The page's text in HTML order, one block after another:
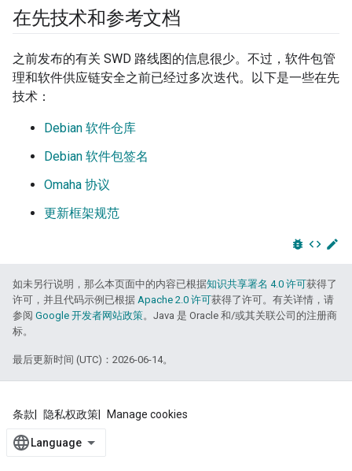
在先技术和参考文档
之前发布的有关 SWD 路线图的信息很少。不过，软件包管
理和软件供应链安全之前已经过多次迭代。以下是一些在先
技术：
Debian 软件仓库
Debian 软件包签名
Omaha 协议
更新框架规范
bug_report code edit
如未另行说明，那么本页面中的内容已根据知识共享署名 4.0 许可获得了
许可，并且代码示例已根据 Apache 2.0 许可获得了许可。有关详情，请
参阅 Google 开发者网站政策。Java 是 Oracle 和/或其关联公司的注册商
标。
最后更新时间 (UTC)：2026-06-14。
条款 隐私权政策 Manage cookies